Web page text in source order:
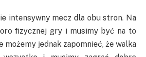
intensywny mecz dla obu stron. Na
fizycznej gry i musimy być na to
możemy jednak zapomnieć, że walka